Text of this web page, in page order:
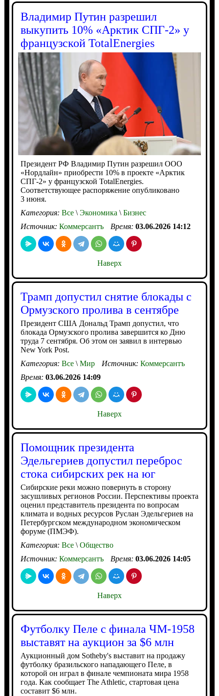
Владимир Путин разрешил
выкупить 10% «Арктик СПГ-2» у
французской TotalEnergies
Президент РФ Владимир Путин разрешил ООО
«Нордлайн» приобрести 10% в проекте «Арктик
СПГ-2» у французской TotalEnergies.
Соответствующее распоряжение опубликовано
3 июня.
Категория: Все\Экономика \Бизнес
Источник: Коммерсантъ Время: 03.06.2026 14:12
Наверх
Трамп допустил снятие блокады с
Ормузского пролива в сентябре
Президент США Дональд Трамп допустил, что
блокада Ормузского пролива завершится ко Дню
труда 7 сентября. Об этом он заявил в интервью
New York Post.
Категория: Все\Мир Источник: Коммерсантъ
Время: 03.06.2026 14:09
Наверх
Помощник президента
Эдельгериев допустил переброс
стока сибирских рек на юг
Сибирские реки можно повернуть в сторону
засушливых регионов России. Перспективы проекта
оценил представитель президента по вопросам
климата и водных ресурсов Руслан Эдельгериев на
Петербургском международном экономическом
форуме (ПМЭФ).
Категория: Все\Общество
Источник: Коммерсантъ Время: 03.06.2026 14:05
Наверх
Футболку Пеле с финала ЧМ-1958
выставят на аукцион за $6 млн
Аукционный дом Sotheby's выставит на продажу
футболку бразильского нападающего Пеле, в
которой он играл в финале чемпионата мира 1958
года. Как сообщает The Athletic, стартовая цена
составит $6 млн.